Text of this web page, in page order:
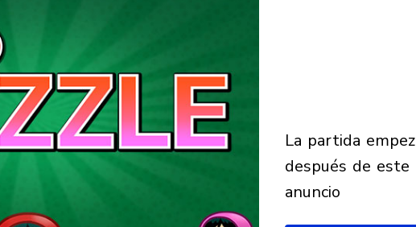
la partida empezará
después de este
anuncio